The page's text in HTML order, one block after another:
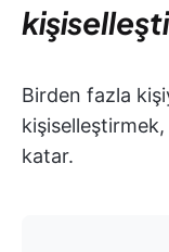
Birden fazla
katar.